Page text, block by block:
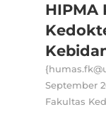
HIPMA
September
Fakultas